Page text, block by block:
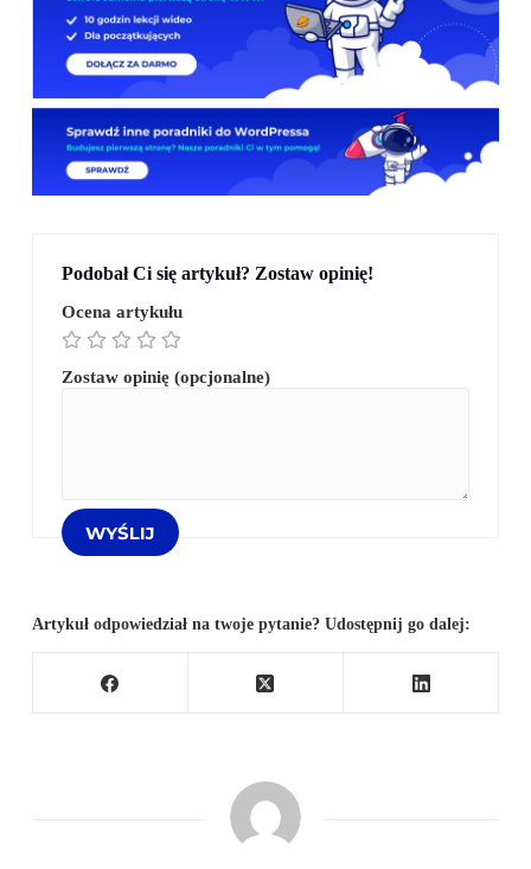
Podobał Ci się artykuł? Zostaw opinię!
Ocena artykułu
Zostaw opinię (opcjonalne)
Artykuł odpowiedział na twoje pytanie? Udostępnij go dalej: